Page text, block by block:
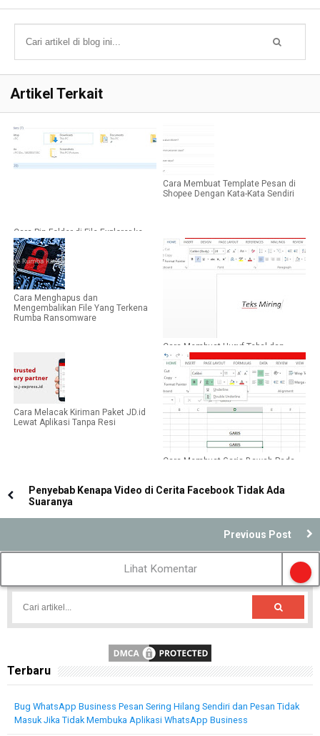
Artikel Terkait
Cara Pin Folder di File Explorer ke
Quick Access
Cara Membuat Template Pesan di
Shopee Dengan Kata-Kata Sendiri
Cara Menghapus dan
Mengembalikan File Yang Terkena
Rumba Ransomware
Cara Membuat Huruf Tebal dan
Miring di Microsoft Word
Cara Melacak Kiriman Paket JD.id
Lewat Aplikasi Tanpa Resi
Cara Membuat Garis Bawah Pada
Penyebab Kenapa Video di Cerita Facebook Tidak Ada
Suaranya
Previous Post
Lihat Komentar
Terbaru
Bug WhatsApp Business Pesan Sering Hilang Sendiri dan Pesan Tidak
Masuk Jika Tidak Membuka Aplikasi WhatsApp Business